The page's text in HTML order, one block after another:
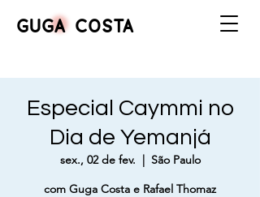
GUGA COSTA
Especial Caymmi no
Dia de Yemanjá
sex., 02 de fev.
  |
São Paulo
com Guga Costa e Rafael Thomaz